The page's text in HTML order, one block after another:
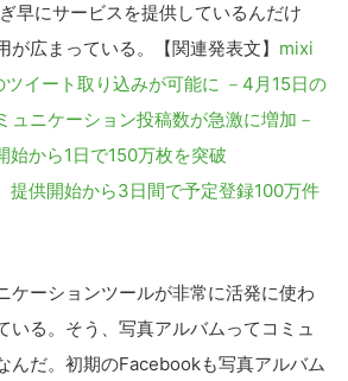
早にサービスを提供しているんだけ
が広まっている。【関連発表文】 mixi
イート取り込みが可能に －4月15日の
ュニケーション投稿数が急激に増加－
始から1日で150万枚を突破
提供開始から3日間で予定登録100万件
ーションツールが非常に活発に使わ
いる。そう、写真アルバムってコミュ
んだ。初期のFacebookも写真アルバム